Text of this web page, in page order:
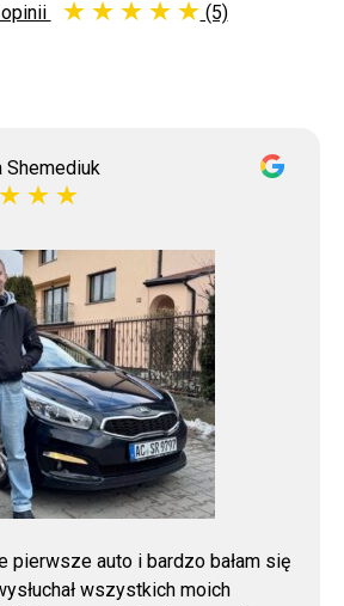
(5)
Shemediuk
pierwsze auto i bardzo bałam się
wszystkich moich